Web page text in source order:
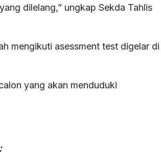
dilelang,” ungkap Sekda Tahlis
mengikuti asessment test digelar di
yang akan menduduki